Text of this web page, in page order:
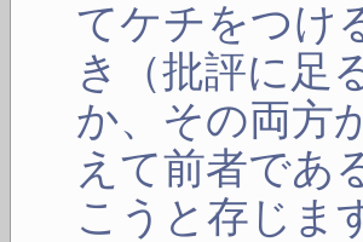
てケチをつけ
き（批評に足
か、その両方
えて前者であ
こうと存じ